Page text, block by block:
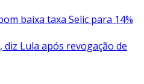
baixa taxa Selic para 14%
Lula após revogação de